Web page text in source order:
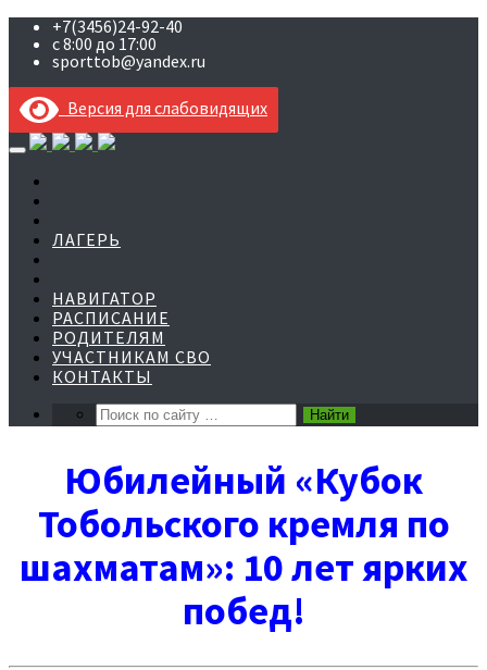
+7(3456)24-92-40
с 8:00 до 17:00
sporttob@yandex.ru
Версия для слабовидящих
Skip
to
content
ЛАГЕРЬ
НАВИГАТОР
РАСПИСАНИЕ
РОДИТЕЛЯМ
УЧАСТНИКАМ СВО
КОНТАКТЫ
Юбилейный «Кубок
Тобольского кремля по
шахматам»: 10 лет ярких
побед!